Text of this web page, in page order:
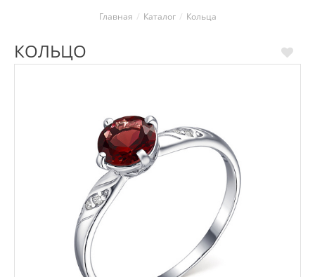
Главная Каталог Кольца
КОЛЬЦО